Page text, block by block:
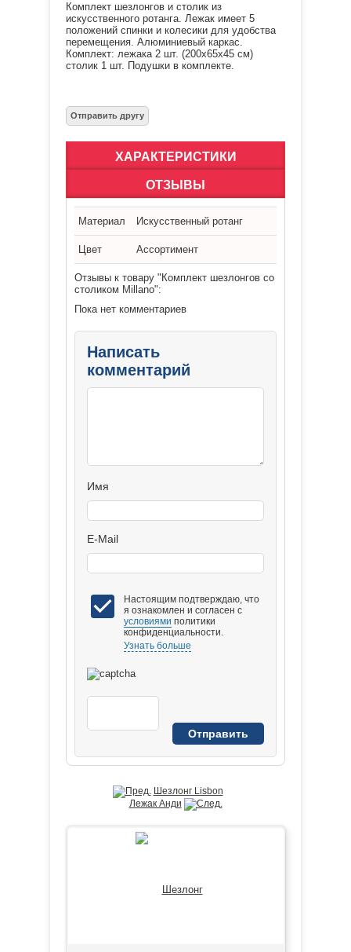
Комплект шезлонгов и столик из
искусственного ротанга. Лежак имеет 5
положений спинки и колесики для удобства
перемещения. Алюминиевый каркас.
Комплект: лежака 2 шт. (200х65х45 см)
столик 1 шт. Подушки в комплекте.
ХАРАКТЕРИСТИКИ
ОТЗЫВЫ
Материал Искусственный ротанг
Цвет Ассортимент
Отзывы к товару "Комплект шезлонгов со
столиком Millano":
Пока нет комментариев
Написать
комментарий
Имя
E-Mail
Настоящим подтверждаю, что
я ознакомлен и согласен с
условиями политики
конфиденциальности.
Узнать больше
Шезлонг Lisbon
Лежак Анди